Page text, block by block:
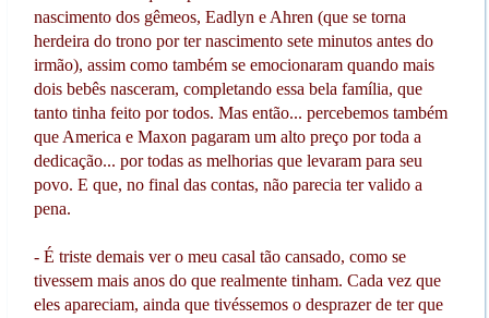
nascimento dos gêmeos, Eadlyn e Ahren (que se torna
herdeira do trono por ter nascimento sete minutos antes do
irmão), assim como também se emocionaram quando mais
dois bebês nasceram, completando essa bela família, que
tanto tinha feito por todos. Mas então... percebemos também
que America e Maxon pagaram um alto preço por toda a
dedicação... por todas as melhorias que levaram para seu
povo. E que, no final das contas, não parecia ter valido a
pena.
- É triste demais ver o meu casal tão cansado, como se
tivessem mais anos do que realmente tinham. Cada vez que
eles apareciam, ainda que tivéssemos o desprazer de ter que